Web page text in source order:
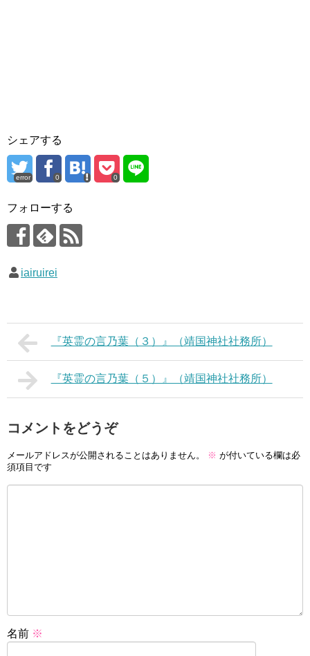
シェアする
error 0 0
フォローする
iairuirei
『英霊の言乃葉（３）』（靖国神社社務所）
『英霊の言乃葉（５）』（靖国神社社務所）
コメントをどうぞ
メールアドレスが公開されることはありません。 ※ が付いている欄は必
須項目です
名前 ※